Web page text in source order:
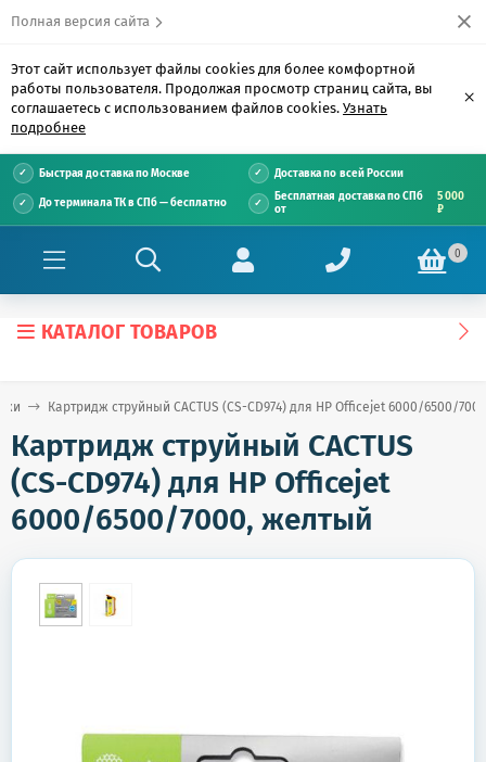
Полная версия сайта
Этот сайт использует файлы cookies для более комфортной
работы пользователя. Продолжая просмотр страниц сайта, вы
соглашаетесь с использованием файлов cookies. Узнать
подробнее
×
Быстрая доставка по Москве Доставка по всей России
До терминала ТК в СПб — бесплатно
Бесплатная доставка по СПб
от
5 000
₽
0
КАТАЛОГ ТОВАРОВ
Картридж струйный CACTUS (CS-CD974) для HP Officejet 6000/6500/
Картридж струйный CACTUS
(CS-CD974) для HP Officejet
6000/6500/7000, желтый